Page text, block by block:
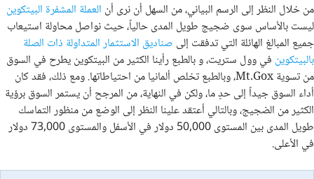
من خلال النظر إلى الرسم البياني، من السهل أن نرى أن العملة المشفرة البيتكوين
ليست بالأساس سوى ضجيج طويل المدى حالياً، حيث نواصل محاولة استيعاب
جميع المبالغ الهائلة التي تدفقت إلى صناديق الاستثمار المتداولة ذات الصلة
بالبيتكوين في وول ستريت، و بالطبع رأينا الكثير من البيتكوين يطرح في السوق
من تسوية Mt.Gox، وبالطبع تخلص ألمانيا من احتياطاتها. ومع ذلك، فقد كان
أداء السوق جيداً إلى حدٍ ما، ولكن في النهاية، من المرجح أن يستمر السوق برؤية
الكثير من الضجيج، وبالتالي أعتقد علينا النظر إلى الوضع من منظور التماسك
طويل المدى بين المستوى 50,000 دولار في الأسفل والمستوى 73,000 دولار
في الأعلى.